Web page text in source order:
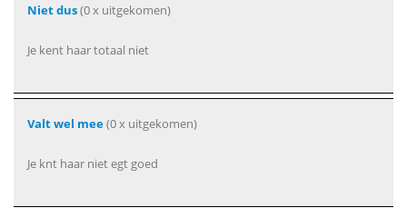
Niet dus(0 x uitgekomen)
Je kent haar totaal niet
Valt wel mee(0 x uitgekomen)
Je knt haar niet egt goed